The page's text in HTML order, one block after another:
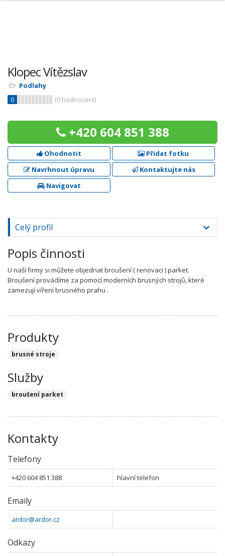
Klopec Vítězslav
Podlahy
0
(0 hodnocení)
+420 604 851 388
Ohodnotit
Přidat fotku
Navrhnout úpravu
Kontaktujte nás
Navigovat
Celý profil
Popis činnosti
U naší firmy si můžete objednat broušení ( renovaci ) parket.
Broušení provádíme za pomocí moderních brusných strojů, které
zamezují víření brusného prahu .
Produkty
brusné stroje
Služby
broušení parket
Kontakty
Telefony
+420 604 851 388 hlavní telefon
Emaily
ardor@ardor.cz
Odkazy